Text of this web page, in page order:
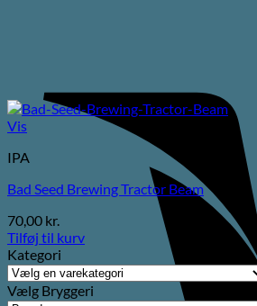
Vis
IPA
Bad Seed Brewing Tractor Beam
70,00 kr.
Tilføj til kurv
Kategori
Vælg Bryggeri